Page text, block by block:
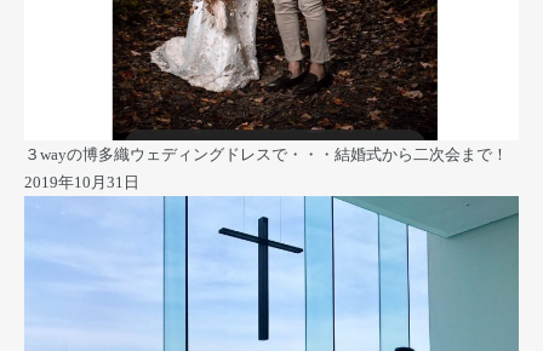
３wayの博多織ウェディングドレスで・・・結婚式から二次会まで！
2019年10月31日